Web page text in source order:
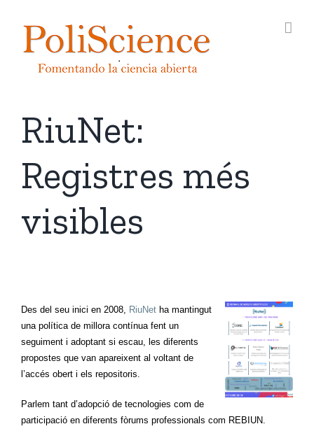
content
RiuNet:
Registres més
visibles
Des del seu inici en 2008, RiuNet ha mantingut
una política de millora contínua fent un
seguiment i adoptant si escau, les diferents
propostes que van apareixent al voltant de
l’accés obert i els repositoris.
Parlem tant d’adopció de tecnologies com de
participació en diferents fòrums professionals com REBIUN.